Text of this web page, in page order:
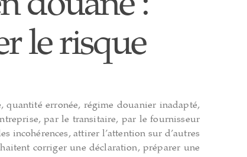
le risque
quantité erronée, régime douanier inadapté,
par le transitaire, par le fournisseur
incohérences, attirer l’attention sur d’autres
corriger une déclaration, préparer une